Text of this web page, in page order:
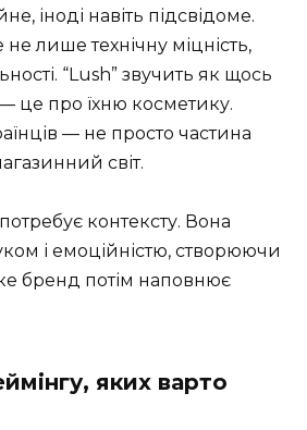
іноді навіть підсвідоме.
не лише технічну міцність,
“Lush” звучить як щось
це про їхню косметику.
— не просто частина
світ.
контексту. Вона
і емоційністю, створюючи
бренд потім наповнює
яких варто